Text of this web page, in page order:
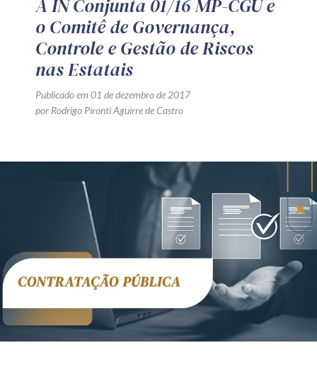
A IN Conjunta 01/16 MP-CGU e
o Comitê de Governança,
Controle e Gestão de Riscos
nas Estatais
Publicado em 01 de dezembro de 2017
por Rodrigo Pironti Aguirre de Castro